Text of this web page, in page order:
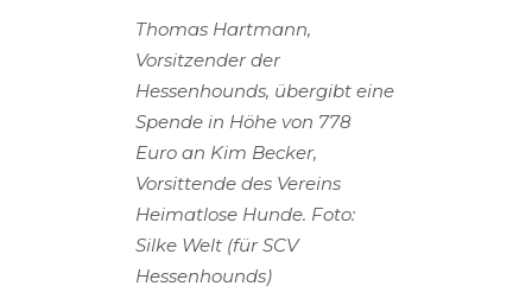
Thomas Hartmann,
Vorsitzender der
Hessenhounds, übergibt eine
Spende in Höhe von 778
Euro an Kim Becker,
Vorsittende des Vereins
Heimatlose Hunde. Foto:
Silke Welt (für SCV
Hessenhounds)